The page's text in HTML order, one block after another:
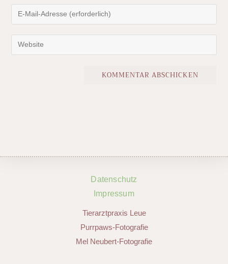
Datenschutz
Impressum
Tierarztpraxis Leue
Purrpaws-Fotografie
Mel Neubert-Fotografie